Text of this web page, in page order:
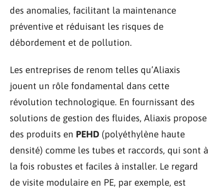
des anomalies, facilitant la maintenance
préventive et réduisant les risques de
débordement et de pollution.
Les entreprises de renom telles qu’Aliaxis
jouent un rôle fondamental dans cette
révolution technologique. En fournissant des
solutions de gestion des fluides, Aliaxis propose
des produits en PEHD (polyéthylène haute
densité) comme les tubes et raccords, qui sont à
la fois robustes et faciles à installer. Le regard
de visite modulaire en PE, par exemple, est